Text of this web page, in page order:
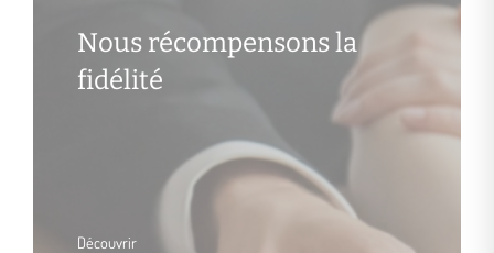
Nous récompensons la
fidélité
Découvrir